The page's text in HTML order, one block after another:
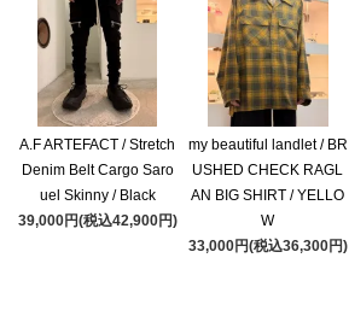
A.F ARTEFACT / Stretch
Denim Belt Cargo Saro
uel Skinny / Black
39,000円(税込42,900円)
my beautiful landlet / BR
USHED CHECK RAGL
AN BIG SHIRT / YELLO
W
33,000円(税込36,300円)